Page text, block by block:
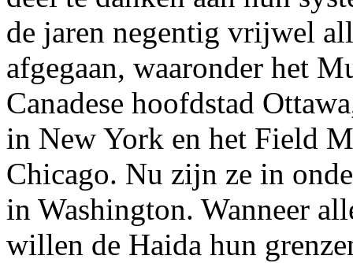
de jaren negentig vrijwel
afgegaan, waaronder het
Canadese hoofdstad
in New York en het Field
Chicago. Nu zijn ze in
in Washington. Wanneer
willen de Haida hun